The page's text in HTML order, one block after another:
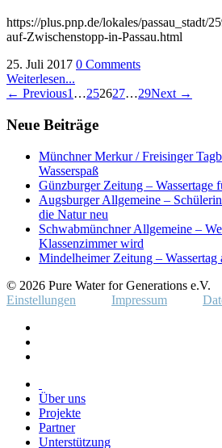
https://plus.pnp.de/lokales/passau_stadt/
auf-Zwischenstopp-in-Passau.html
25. Juli 2017 0 Comments
Weiterlesen...
← Previous1 …252627…29Next →
Neue Beiträge
Münchner Merkur / Freisinger
Wasserspaß
Günzburger Zeitung – Wassertage
Augsburger Allgemeine –
die Natur neu
Schwabmünchner Allgemeine –
Klassenzimmer wird
Mindelheimer Zeitung – Wassertag
© 2026 Pure Water for Generations e.V.
Einstellungen
Impressum
Über uns
Projekte
Partner
Unterstützung